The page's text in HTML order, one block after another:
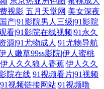
视影 五月天堂网 美女深夜
产|91影院男人三级|91影院
看|91影院在线视频|91永久
源|91尤物成人|91尤物导航
人嫩草99ss影院|伊人蜜桃
人久久狼人香蕉|伊人久久
院在线 91视频看片|91视频
视频链接网站|91视频噜